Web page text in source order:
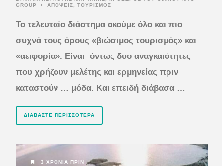
GROUP
• ΑΠΟΨΕΙΣ, ΤΟΥΡΙΣΜΟΣ
Το τελευταίο διάστημα ακούμε όλο και πιο
συχνά τους όρους «βιώσιμος τουρισμός» και
«αειφορία». Είναι όντως δυο αναγκαιότητες
που χρήζουν μελέτης και ερμηνείας πριν
καταστούν … μόδα. Και επειδή διάβασα …
ΔΙΑΒΆΣΤΕ ΠΕΡΙΣΣΌΤΕΡΑ
3 ΧΡΌΝΙΑ ΠΡΙΝ